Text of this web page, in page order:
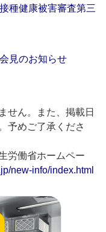
種健康被害審査第三
見のお知らせ
せん。また、掲載日
予めご了承くださ
労働省ホームペー
new-info/index.html